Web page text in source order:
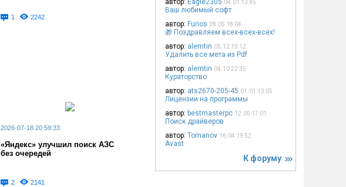
1 2242
2026-07-18 20:59:33
«Яндекс» улучшил поиск АЗС
без очередей
2 2141
автор: Eagle2305 04.01 13:45
Ваш любимый софт
автор: Furios 28.05 18:04
🎁 Поздравляем всех-всех-всех!
автор: alemtin 05.12 19:12
Удалить все мета из Pdf
автор: alemtin 04.10 22:35
Кураторство
автор: ats2670-205-45 01.01 13:05
Лицензии на программы
автор: bestmasterpc 12.05 17:01
Поиск драйверов
автор: Tomanov 16.04 19:52
Avast
К форуму